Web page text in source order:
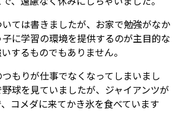
ては書きましたが、お家で勉強がなか
に学習の環境を提供するのが主目的な
するものでもありません。
もりが仕事でなくなってしまいまし
球を見ていましたが、ジャイアンツが
コメダに来てかき氷を食べています